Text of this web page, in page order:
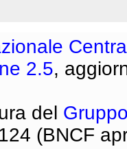
2.5,
del
(BNCF